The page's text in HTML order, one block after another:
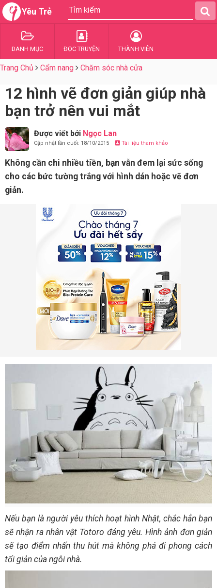
Yêu Trẻ
DANH MỤC ĐỌC TRUYỆN THÀNH VIÊN
Trang Chủ Cẩm nang Chăm sóc nhà cửa
12 hình vẽ đơn giản giúp nhà
bạn trở nên vui mắt
Được viết bởi Ngọc Lan
Cập nhật lần cuối: 18/10/2015 Tài liệu tham khảo
Không cần chi nhiều tiền, bạn vẫn đem lại sức sống
cho các bức tường trắng với hình dán hoặc vẽ đơn
giản.
Nếu bạn là người yêu thích hoạt hình Nhật, chắc hẳn bạn
sẽ nhận ra nhân vật Totoro đáng yêu. Hình ảnh đơn giản
sẽ tạo điểm nhấn thu hút mà không phá đi phong cách
tối giản của ngôi nhà.